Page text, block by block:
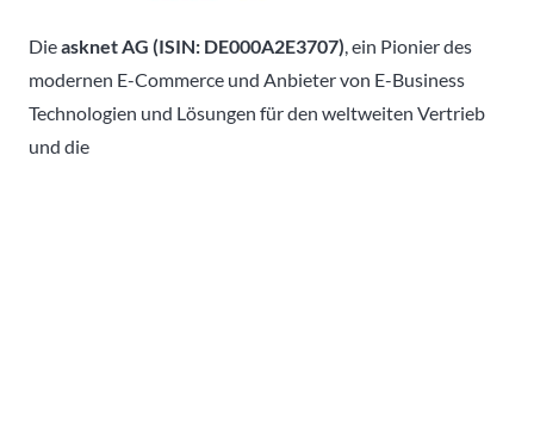
Dieasknet AG (ISIN: DE000A2E3707), ein Pionier des
modernen E-Commerce und Anbieter von E-Business
Technologien und Lösungen für den weltweiten Vertrieb
und die